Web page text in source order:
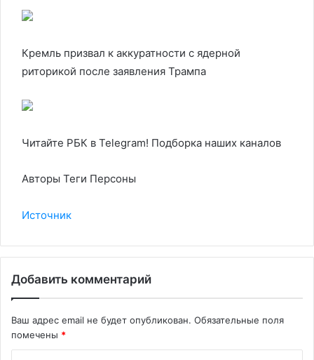
Кремль призвал к аккуратности с ядерной
риторикой после заявления Трампа
Читайте РБК в Telegram! Подборка наших каналов
Авторы Теги Персоны
Источник
Добавить комментарий
Ваш адрес email не будет опубликован. Обязательные поля
помечены *